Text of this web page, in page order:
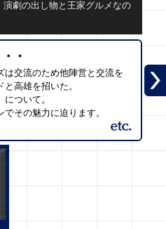
劇の出し物と王家グルメなの
は交流のため他陣営と交流を
高雄を招いた。
ついて。
その魅力に迫ります。